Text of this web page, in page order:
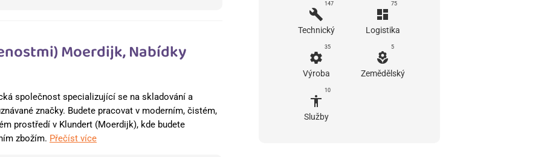
Moerdijk, Nabídky
společnost specializující se na skladování a
značky. Budete pracovat v moderním, čistém,
prostředí v Klundert (Moerdijk), kde budete
zbožím. Přečíst více
147
build
Technický
75
dashboard
Logistika
35
settings
Výroba
5
local_florist
Zemědělský
10
accessibility
Služby